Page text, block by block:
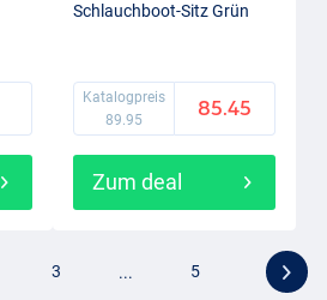
Schlauchboot-Sitz Grün
Katalogpreis
89.95
85.45
Zum deal
3 ... 5